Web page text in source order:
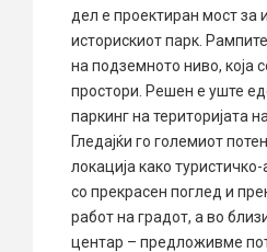
дел е проектиран мост за
историскиот парк.
на подземното ниво, која
простори. Решен е уште
паркинг на територијата
Гледајќи го големиот
локација како
со прекрасен поглед и
работ на градот, а во
центар – предложивме